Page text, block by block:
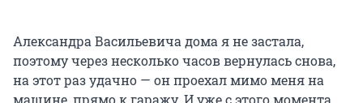
Александра Васильевича дома я не застала,
поэтому через несколько часов вернулась снова,
на этот раз удачно — он проехал мимо меня на
машине, прямо к гаражу. И уже с этого момента